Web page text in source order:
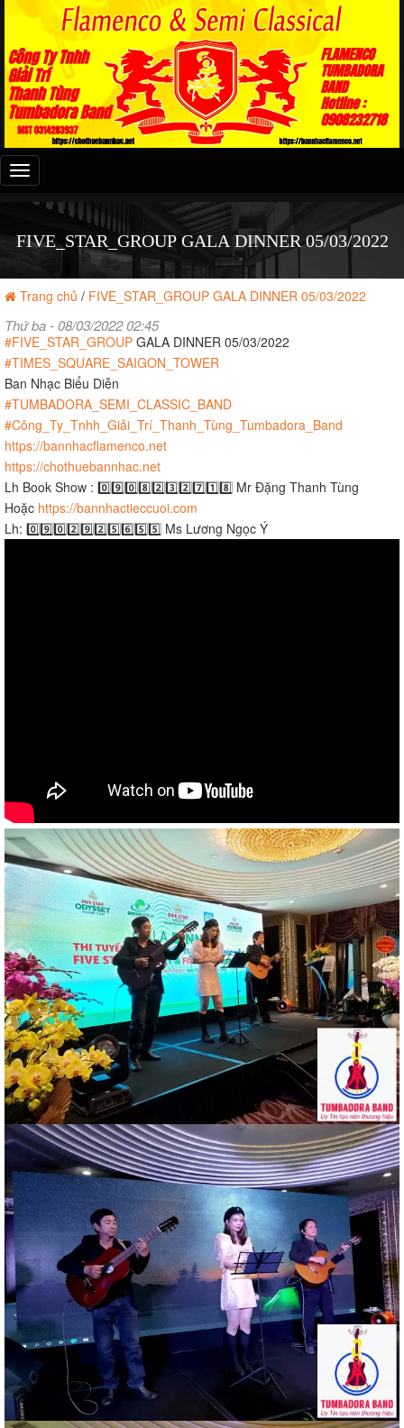
Đây
là
menu
FIVE_STAR_GROUP GALA DINNER 05/03/2022
Trang chủ / FIVE_STAR_GROUP GALA DINNER 05/03/2022
Thứ ba - 08/03/2022 02:45
#FIVE_STAR_GROUP GALA DINNER 05/03/2022
#TIMES_SQUARE_SAIGON_TOWER
Ban Nhạc Biểu Diễn
#TUMBADORA_SEMI_CLASSIC_BAND
#Công_Ty_Tnhh_Giải_Trí_Thanh_Tùng_Tumbadora_Band​​​
https://bannhacflamenco.net​​​
https://chothuebannhac.net​​​
Lh Book Show : 0️⃣9️⃣0️⃣8️⃣2️⃣3️⃣2️⃣7️⃣1️⃣8️⃣ Mr Đặng Thanh Tùng
Hoặc https://bannhactieccuoi.com​​​
Lh: 0️⃣9️⃣0️⃣2️⃣9️⃣2️⃣5️⃣6️⃣5️⃣5️⃣ Ms Lương Ngọc Ý